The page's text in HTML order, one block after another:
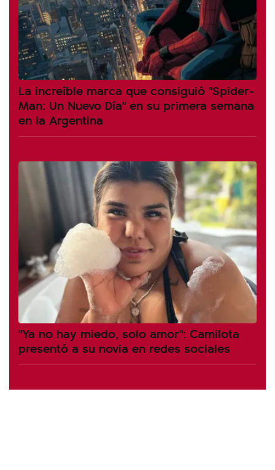
La increíble marca que consiguió "Spider-
Man: Un Nuevo Día" en su primera semana
en la Argentina
"Ya no hay miedo, solo amor": Camilota
presentó a su novia en redes sociales